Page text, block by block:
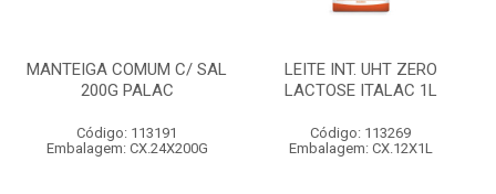
MANTEIGA COMUM C/ SAL
200G PALAC
Código: 113191
Embalagem: CX.24X200G
LEITE INT. UHT ZERO
LACTOSE ITALAC 1L
Código: 113269
Embalagem: CX.12X1L